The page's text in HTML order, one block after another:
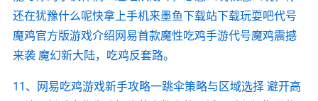
还在犹豫什么呢快拿上手机来墨鱼下载站下载玩耍吧代号
魔鸡官方版游戏介绍网易首款魔性吃鸡手游代号魔鸡震撼
来袭 魔幻新大陆，吃鸡反套路。
11、网易吃鸡游戏新手攻略一跳伞策略与区域选择 避开高